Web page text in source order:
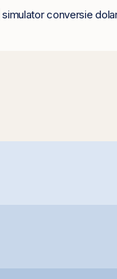
conversie